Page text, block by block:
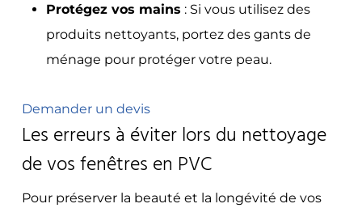
Protégez vos mains :Si vous utilisez des
produits nettoyants, portez des gants de
ménage pour protéger votre peau.
Demander un devis
Les erreurs à éviter lors du nettoyage
de vos fenêtres en PVC
Pour préserver la beauté et la longévité de vos